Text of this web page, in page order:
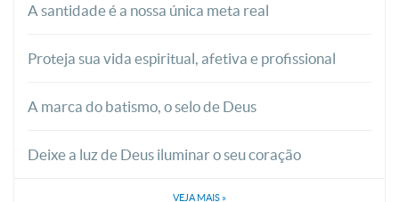
A santidade é a nossa única meta real
Proteja sua vida espiritual, afetiva e profissional
A marca do batismo, o selo de Deus
Deixe a luz de Deus iluminar o seu coração
VEJA MAIS »